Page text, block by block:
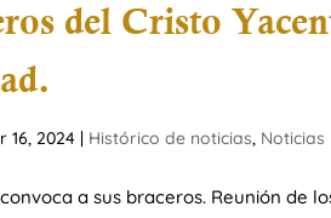
del Cristo
16, 2024 | Histórico de noticias, Noticias
a sus braceros. Reunión de